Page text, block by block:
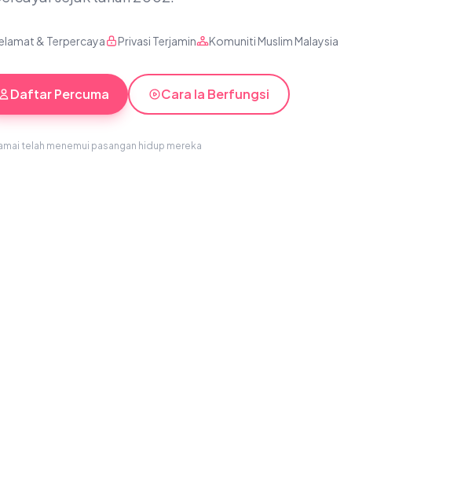
& Terpercaya Privasi Terjamin Komuniti Muslim Malaysia
Daftar Percuma Cara Ia Berfungsi
telah menemui pasangan hidup mereka